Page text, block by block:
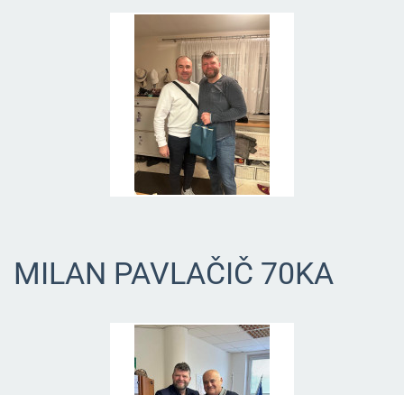
MILAN PAVLAČIČ 70KA